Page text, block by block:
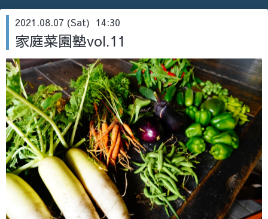
2021.08.07 (Sat) 14:30
家庭菜園塾vol.11